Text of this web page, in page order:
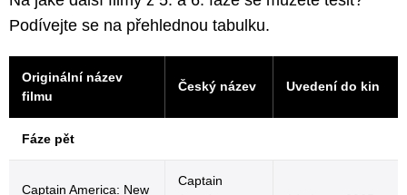
Podívejte se na přehlednou tabulku.
Originální název
filmu
Český název Uvedení do kin
Fáze pět
Captain America: New
Captain